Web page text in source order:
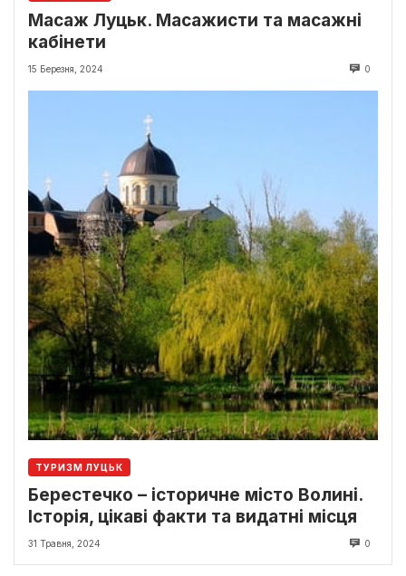
Масаж Луцьк. Масажисти та масажні
кабінети
15 Березня, 2024 0
ТУРИЗМ ЛУЦЬК
Берестечко – історичне місто Волині.
Історія, цікаві факти та видатні місця
31 Травня, 2024 0